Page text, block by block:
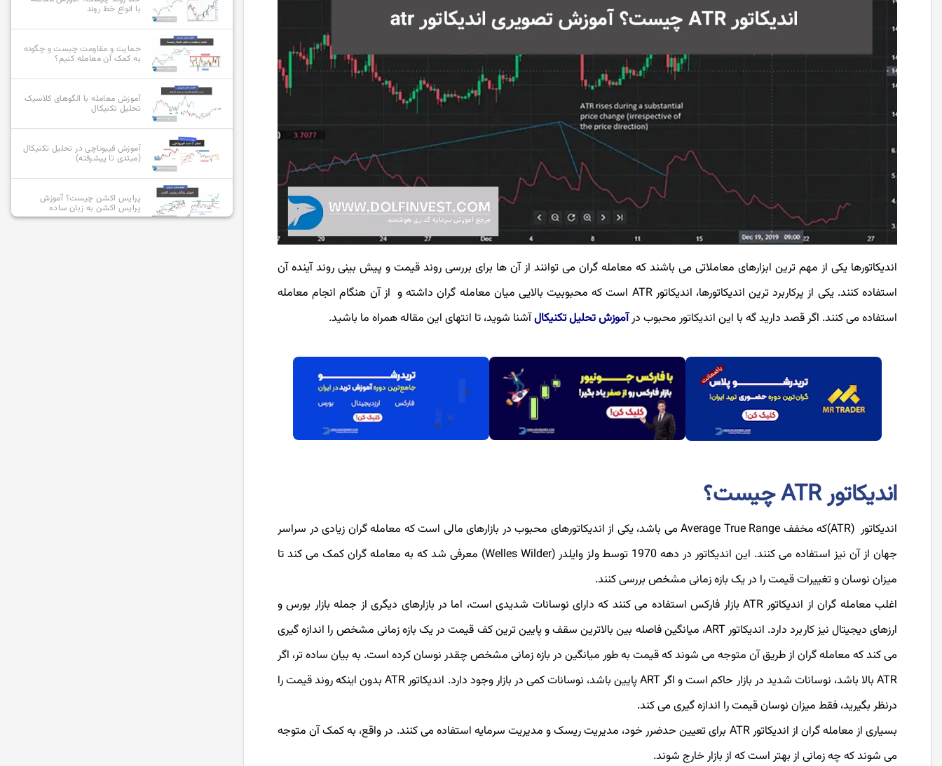
اندیکاتورها یکی از مهم ترین ابزارهای معاملاتی می باشند که معامله گران می توانند از آن ها برای بررسی روند قیمت و پیش بینی روند آینده آن
استفاده کنند. یکی از پرکاربرد ترین اندیکاتورها، اندیکاتور ATR است که محبوبیت بالایی میان معامله گران داشته و از آن هنگام انجام معامله
استفاده می کنند. اگر قصد دارید گه با این اندیکاتور محبوب درآموزش تحلیل تکنیکالآشنا شوید، تا انتهای این مقاله همراه ما باشید.
اندیکاتور ATR چیست؟
اندیکاتور (ATR)که مخفف Average True Range می باشد، یکی از اندیکاتورهای محبوب در بازارهای مالی است که معامله گران زیادی در سراسر
جهان از آن نیز استفاده می کنند. این اندیکاتور در دهه 1970 توسط ولز وایلدر (Welles Wilder) معرفی شد که به معامله گران کمک می کند تا
میزان نوسان و تغییرات قیمت را در یک بازه زمانی مشخص بررسی کنند.
اغلب معامله گران از اندیکاتور ATR بازار فارکس استفاده می کنند که دارای نوسانات شدیدی است، اما در بازارهای دیگری از جمله بازار بورس و
ارزهای دیجیتال نیز کاربرد دارد. اندیکاتور ART، میانگین فاصله بین بالاترین سقف و پایین ‌ترین کف قیمت در یک بازه زمانی مشخص را اندازه گیری
می ‌کند که معامله گران از طریق آن متوجه می شوند که قیمت به طور میانگین در بازه زمانی مشخص چقدر نوسان کرده است. به بیان ساده تر، اگر
ATR بالا باشد، نوسانات شدید در بازار حاکم است و اگر ART پایین باشد، نوسانات کمی در بازار وجود دارد. اندیکاتور ATR بدون اینکه روند قیمت را
درنظر بگیرید، فقط میزان نوسان قیمت را اندازه گیری می کند.
بسیاری از معامله گران از اندیکاتور ATR برای تعیین حدضرر خود، مدیریت ریسک و مدیریت سرمایه استفاده می کنند. در واقع، به کمک آن متوجه
می شوند که چه زمانی از بهتر است که از بازار خارج شوند.
با انواع خط روند
حمایت و مقاومت چیست و چگونه
به کمک آن معامله کنیم؟
آموزش معامله با الگوهای کلاسیک
تحلیل تکنیکال
آموزش فیبوناچی در تحلیل تکنیکال
(مبتدی تا پیشرفته)
پرایس اکشن چیست؟ آموزش
پرایس اکشن به زبان ساده